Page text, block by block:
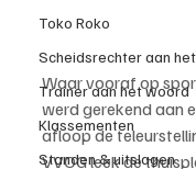
Toko Roko
Scheidsrechter aan
Trainer aan het woord
Klassementen
Standen & uitslagen
Waar vooraf op
werd gerekend aan
afloop de
VVOG leek de